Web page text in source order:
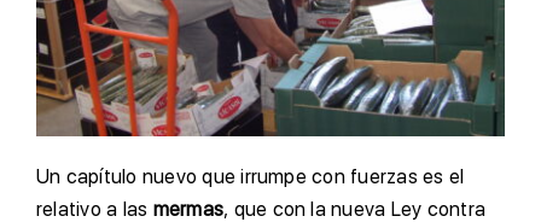
Un capítulo nuevo que irrumpe con fuerzas es el
relativo a las mermas, que con la nueva Ley contra